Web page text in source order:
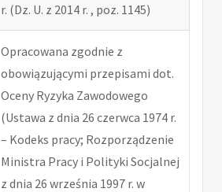
r. (Dz. U. z 2014 r. , poz. 1145)
Opracowana zgodnie z
obowiązującymi przepisami dot.
Oceny Ryzyka Zawodowego
(Ustawa z dnia 26 czerwca 1974 r.
– Kodeks pracy; Rozporządzenie
Ministra Pracy i Polityki Socjalnej
z dnia 26 września 1997 r. w